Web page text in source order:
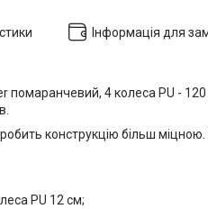
Інформація для
помаранчевий, 4 колеса PU -
конструкцію більш міцною.
PU 12 см;